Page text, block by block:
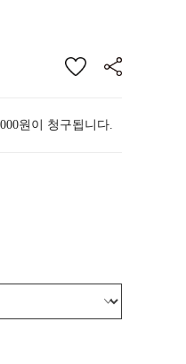
원이 청구됩니다.